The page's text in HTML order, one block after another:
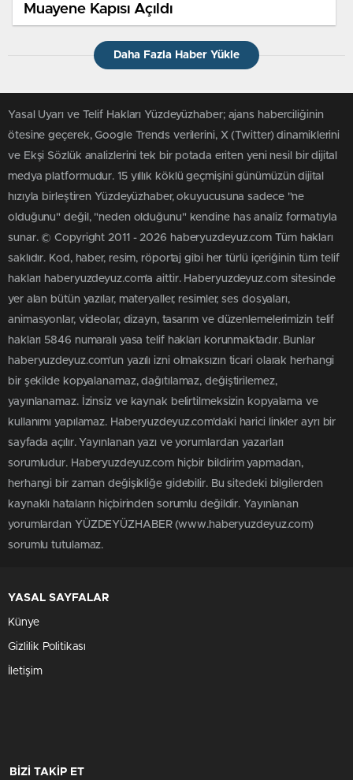
Muayene Kapısı Açıldı
Daha Fazla Haber Yükle
Yasal Uyarı ve Telif Hakları Yüzdeyüzhaber; ajans haberciliğinin
ötesine geçerek, Google Trends verilerini, X (Twitter) dinamiklerini
ve Ekşi Sözlük analizlerini tek bir potada eriten yeni nesil bir dijital
medya platformudur. 15 yıllık köklü geçmişini günümüzün dijital
hızıyla birleştiren Yüzdeyüzhaber, okuyucusuna sadece "ne
olduğunu" değil, "neden olduğunu" kendine has analiz formatıyla
sunar. © Copyright 2011 - 2026 haberyuzdeyuz.com Tüm hakları
saklıdır. Kod, haber, resim, röportaj gibi her türlü içeriğinin tüm telif
hakları haberyuzdeyuz.com'a aittir. Haberyuzdeyuz.com sitesinde
yer alan bütün yazılar, materyaller, resimler, ses dosyaları,
animasyonlar, videolar, dizayn, tasarım ve düzenlemelerimizin telif
hakları 5846 numaralı yasa telif hakları korunmaktadır. Bunlar
haberyuzdeyuz.com'un yazılı izni olmaksızın ticari olarak herhangi
bir şekilde kopyalanamaz, dağıtılamaz, değiştirilemez,
yayınlanamaz. İzinsiz ve kaynak belirtilmeksizin kopyalama ve
kullanımı yapılamaz. Haberyuzdeyuz.com'daki harici linkler ayrı bir
sayfada açılır. Yayınlanan yazı ve yorumlardan yazarları
sorumludur. Haberyuzdeyuz.com hiçbir bildirim yapmadan,
herhangi bir zaman değişikliğe gidebilir. Bu sitedeki bilgilerden
kaynaklı hataların hiçbirinden sorumlu değildir. Yayınlanan
yorumlardan YÜZDEYÜZHABER (www.haberyuzdeyuz.com)
sorumlu tutulamaz.
YASAL SAYFALAR
Künye
Gizlilik Politikası
İletişim
BİZİ TAKİP ET